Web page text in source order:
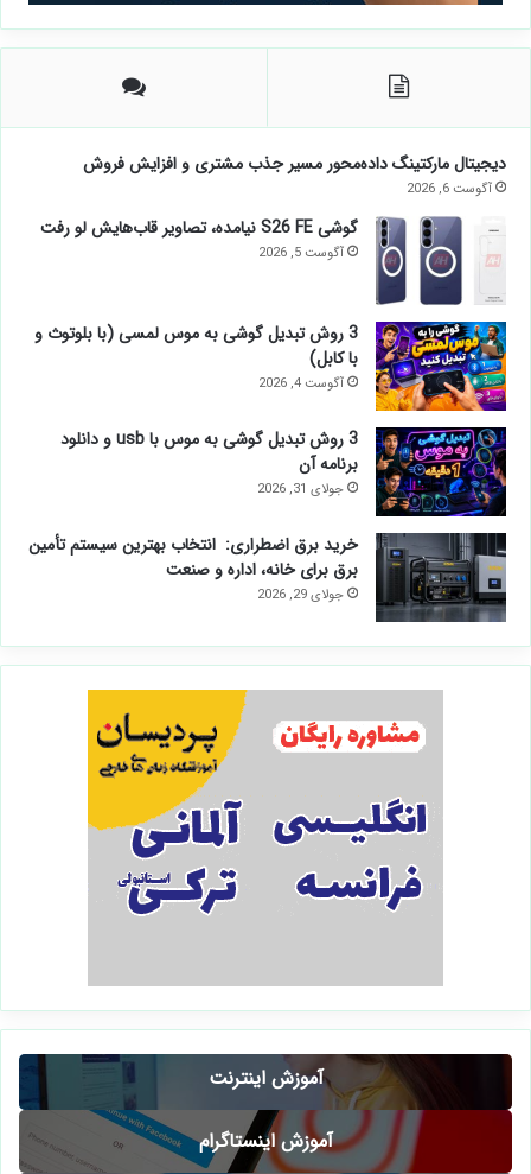
دیجیتال مارکتینگ داده‌محور مسیر جذب مشتری و افزایش فروش
آگوست 6, 2026
گوشی S26 FE نیامده، تصاویر قاب‌هایش لو رفت
آگوست 5, 2026
3 روش تبدیل گوشی به موس لمسی (با بلوتوث و
با کابل)
آگوست 4, 2026
3 روش تبدیل گوشی به موس با usb و دانلود
برنامه آن
جولای 31, 2026
خرید برق اضطراری: انتخاب بهترین سیستم تأمین
برق برای خانه، اداره و صنعت
جولای 29, 2026
آموزش اینترنت
آموزش اینستاگرام